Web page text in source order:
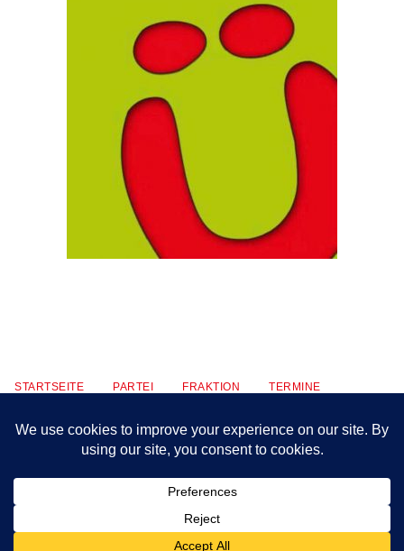
STARTSEITE PARTEI FRAKTION TERMINE
KONTAKT MITMACHEN PRESSE IMPRESSUM